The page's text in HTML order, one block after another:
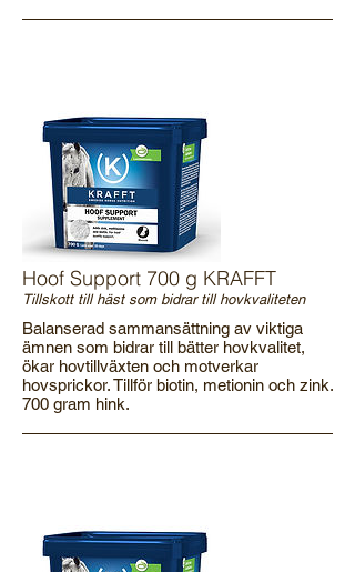
Hoof Support 700 g KRAFFT
Tillskott till häst som bidrar till hovkvaliteten
Balanserad sammansättning av viktiga
ämnen som bidrar till bätter hovkvalitet,
ökar hovtillväxten och motverkar
hovsprickor. Tillför biotin, metionin och zink.
700 gram hink.